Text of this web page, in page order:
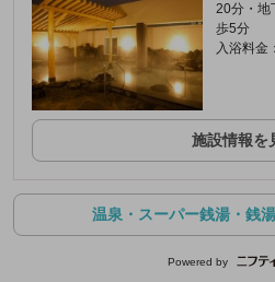
20分・地
歩5分
入浴料金
施設情報を
温泉・スーパー銭湯・銭
Powered by